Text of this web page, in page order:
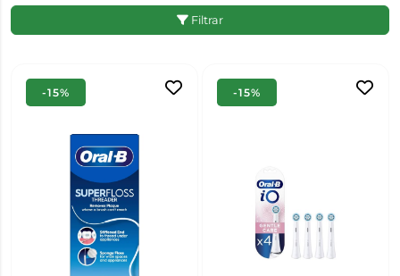
Filtrar
-15% -15%